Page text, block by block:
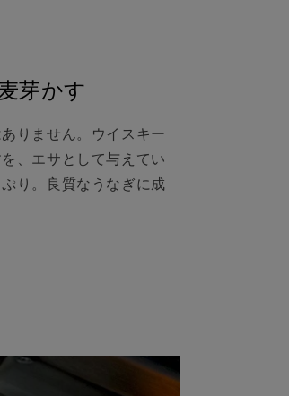
芽かす
りません。ウイスキー
、エサとして与えてい
り。良質なうなぎに成